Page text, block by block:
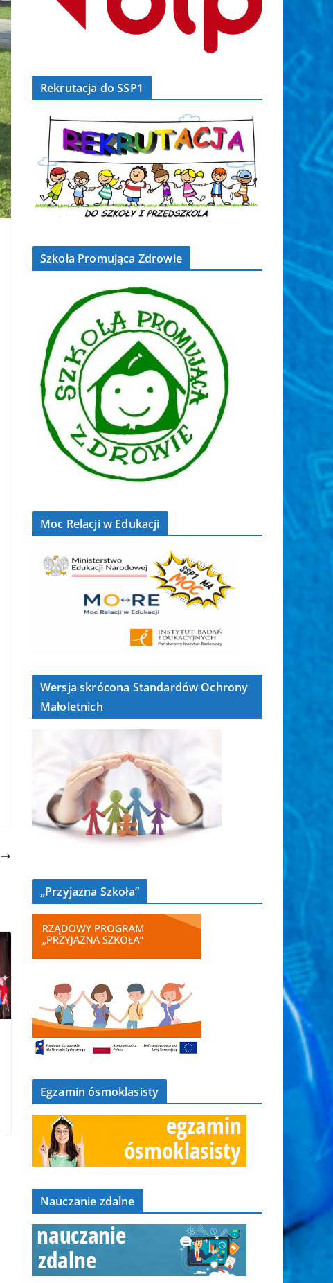
Rekrutacja do SSP1
Szkoła Promująca Zdrowie
Moc Relacji w Edukacji
Wersja skrócona Standardów Ochrony
Małoletnich
„Przyjazna Szkoła”
Egzamin ósmoklasisty
Nauczanie zdalne